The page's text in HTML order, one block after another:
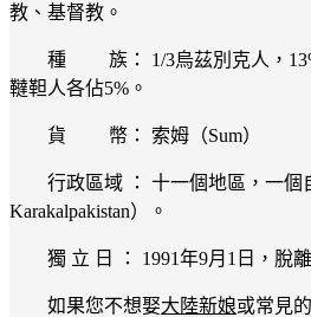
教、基督教。
種 族： 1/3烏茲別克人，
韃靼人各佔5%。
貨 幣： 索姆（Sum）
行政區域 ： 十一個地區，一個
Karakalpakistan）。
獨 立 日 ： 1991年9月1日，脫
如果您不想娶大陸新娘或常見